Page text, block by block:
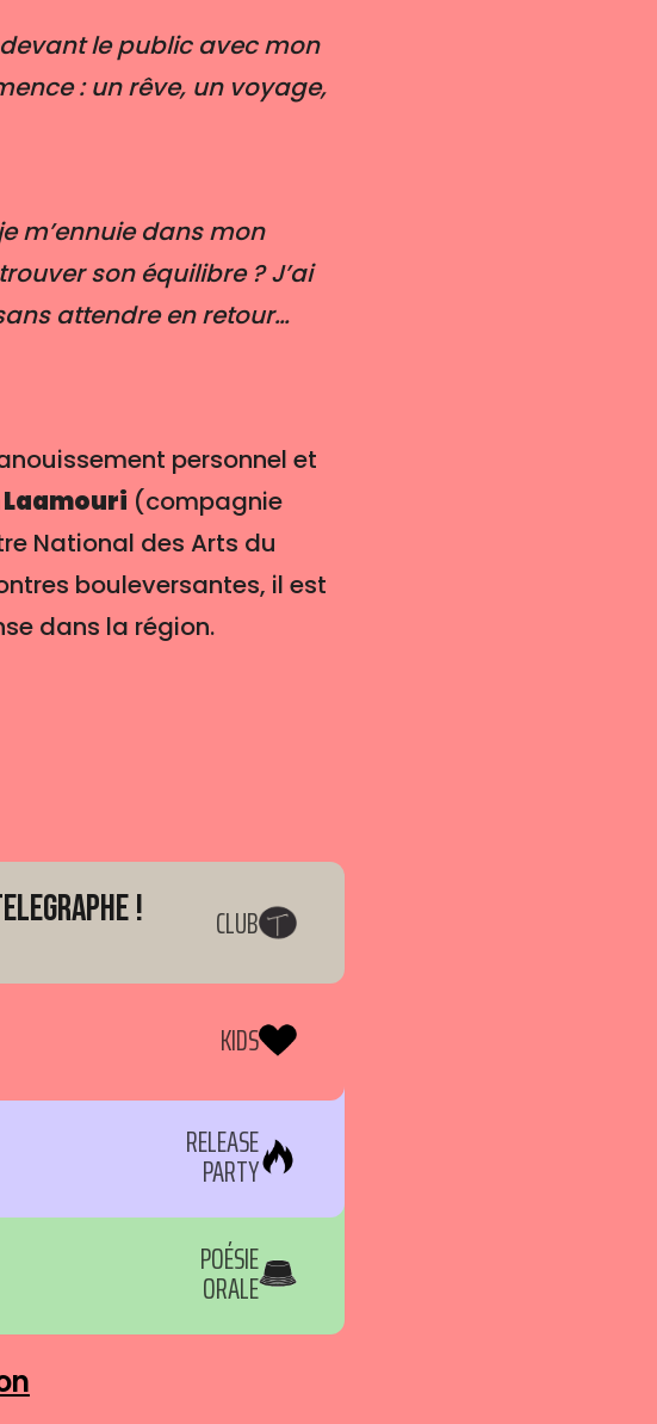
le public avec mon
: un rêve, un voyage,
m’ennuie dans mon
son équilibre ? J’ai
attendre en retour…
personnel et
(compagnie
National des Arts du
bouleversantes, il est
dans la région.
! CLUB
KIDS
RELEASE
PARTY
POÉSIE
ORALE